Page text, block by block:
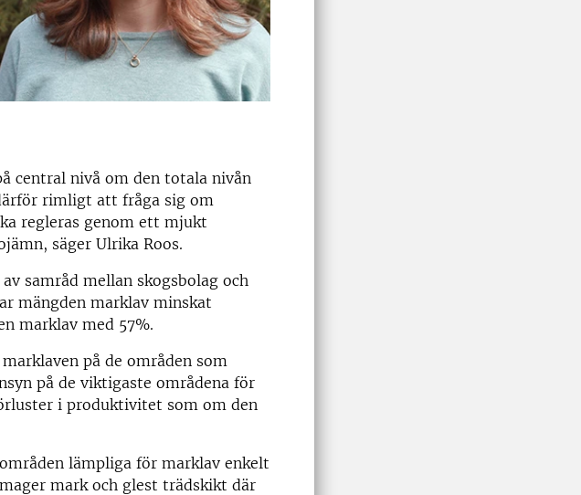
central nivå om den totala nivån
rimligt att fråga sig om
regleras genom ett mjukt
säger Ulrika Roos.
samråd mellan skogsbolag och
mängden marklav minskat
marklav med 57%.
på de områden som
på de viktigaste områdena för
i produktivitet som om den
lämpliga för marklav enkelt
mark och glest trädskikt där